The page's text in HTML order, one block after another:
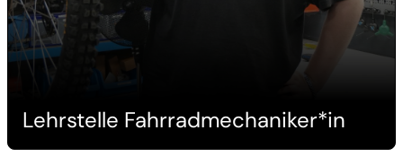
Lehrstelle Fahrradmechaniker*in